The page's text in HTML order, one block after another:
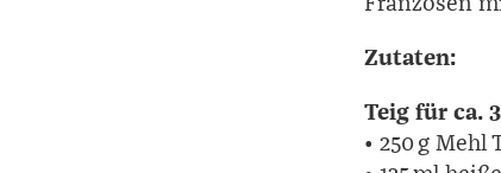
Zutaten:
Teig für ca.
• 250 g Mehl